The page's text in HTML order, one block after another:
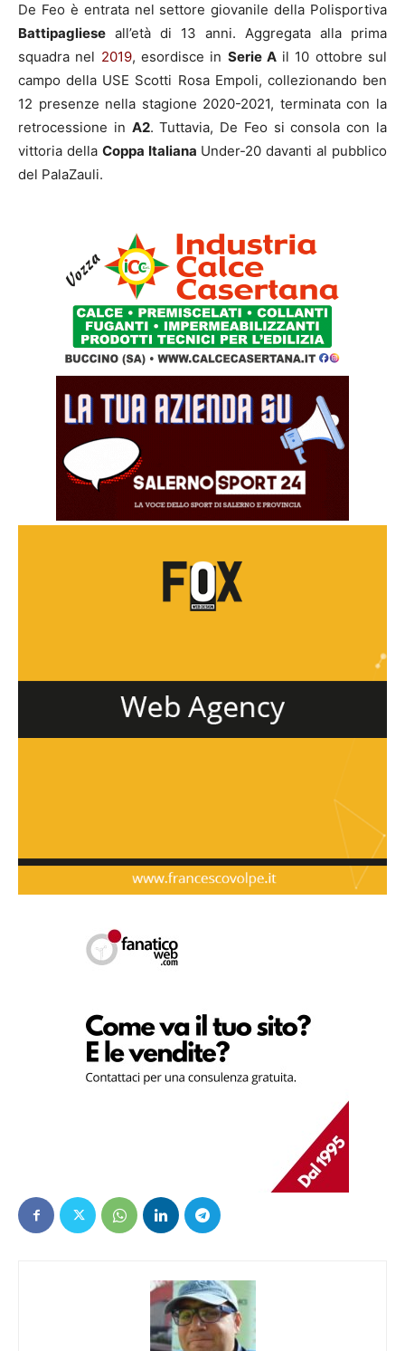
De Feo è entrata nel settore giovanile della Polisportiva
Battipagliese all’età di 13 anni. Aggregata alla prima
squadra nel 2019, esordisce in Serie Ail 10 ottobre sul
campo della USE Scotti Rosa Empoli, collezionando ben
12 presenze nella stagione 2020-2021, terminata con la
retrocessione in A2. Tuttavia, De Feo si consola con la
vittoria della Coppa Italiana Under-20 davanti al pubblico
del PalaZauli.